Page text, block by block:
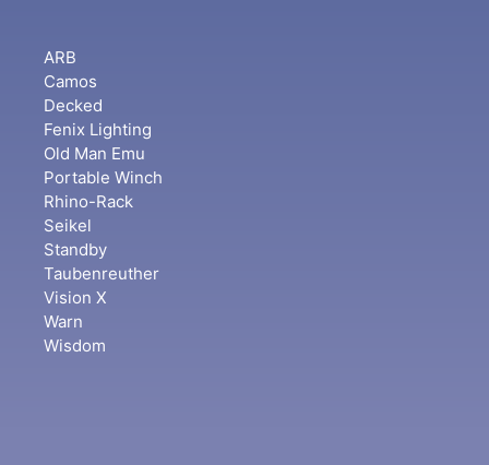
ARB
Camos
Decked
Fenix Lighting
Old Man Emu
Portable Winch
Rhino-Rack
Seikel
Standby
Taubenreuther
Vision X
Warn
Wisdom